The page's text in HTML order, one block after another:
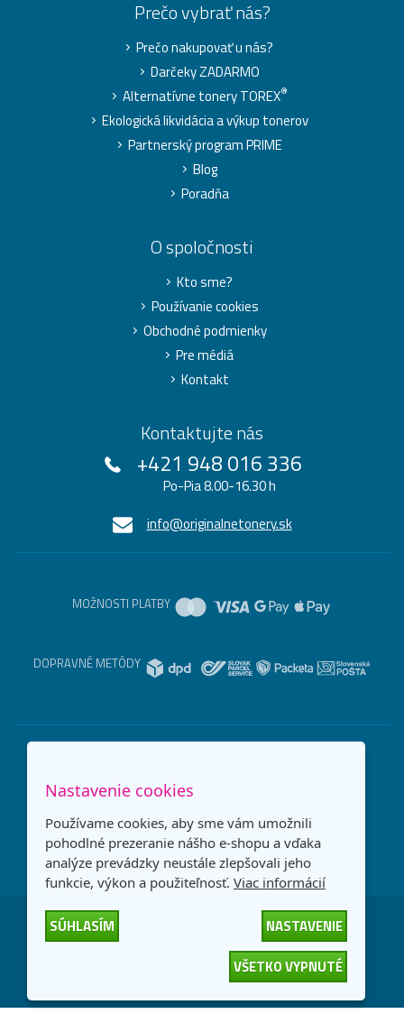
Prečo vybrať nás?
Prečo nakupovať u nás?
Darčeky ZADARMO
Alternatívne tonery TOREX®
Ekologická likvidácia a výkup tonerov
Partnerský program PRIME
Blog
Poradňa
O spoločnosti
Kto sme?
Používanie cookies
Obchodné podmienky
Pre médiá
Kontakt
Kontaktujte nás
+421 948 016 336
Po-Pia 8.00-16.30 h
info@originalnetonery.sk
MOŽNOSTI PLATBY
DOPRAVNÉ METÓDY
Slovensko
-
Všetky práva vyhradené
Nastavenie cookies
Používame cookies, aby sme vám umožnili
pohodlné prezeranie nášho e-shopu a vďaka
analýze prevádzky neustále zlepšovali jeho
funkcie, výkon a použiteľnosť. Viac informácií
SÚHLASÍM
NASTAVENIE
VŠETKO VYPNUTÉ